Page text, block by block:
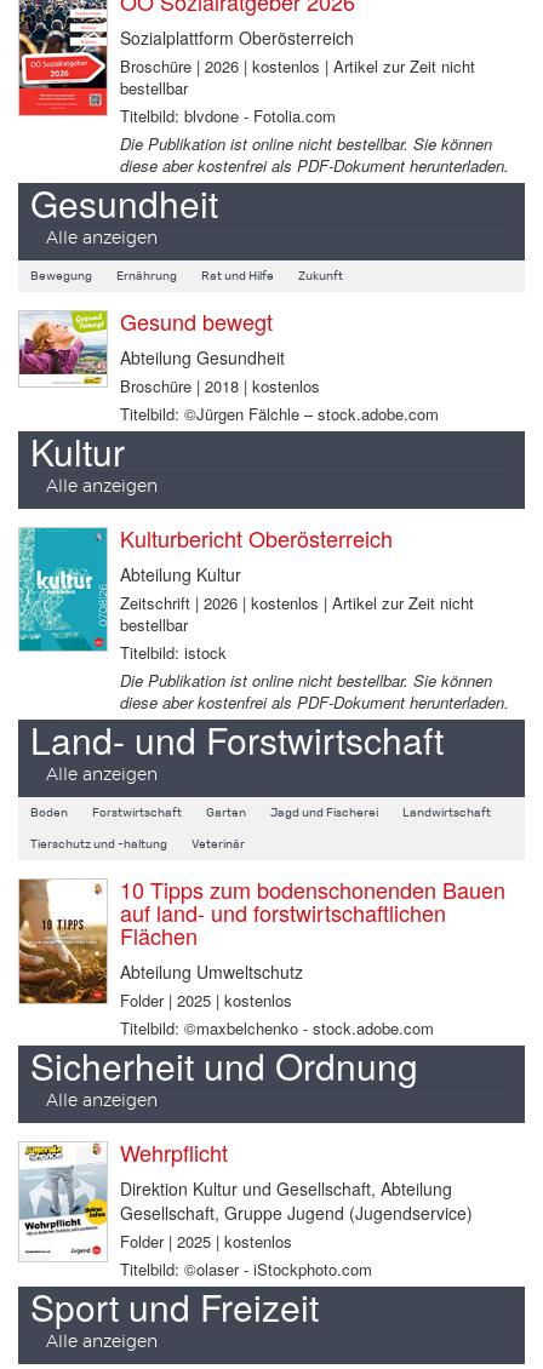
Sozialplattform Oberösterreich
Broschüre | 2026 | kostenlos | Artikel zur Zeit nicht
bestellbar
Titelbild: blvdone - Fotolia.com
Die Publikation ist online nicht bestellbar. Sie können
diese aber kostenfrei als PDF-Dokument herunterladen.
Gesundheit
Alle anzeigen
Bewegung Ernährung Rat und Hilfe Zukunft
Gesund bewegt
Abteilung Gesundheit
Broschüre | 2018 | kostenlos
Titelbild: ©Jürgen Fälchle – stock.adobe.com
Kultur
Alle anzeigen
Kulturbericht Oberösterreich
Abteilung Kultur
Zeitschrift | 2026 | kostenlos | Artikel zur Zeit nicht
bestellbar
Titelbild: istock
Die Publikation ist online nicht bestellbar. Sie können
diese aber kostenfrei als PDF-Dokument herunterladen.
Land- und Forstwirtschaft
Alle anzeigen
Boden Forstwirtschaft Garten Jagd und Fischerei Landwirtschaft
Tierschutz und -haltung Veterinär
10 Tipps zum bodenschonenden Bauen
auf land- und forstwirtschaftlichen
Flächen
Abteilung Umweltschutz
Folder | 2025 | kostenlos
Titelbild: ©maxbelchenko - stock.adobe.com
Sicherheit und Ordnung
Alle anzeigen
Wehrpflicht
Direktion Kultur und Gesellschaft, Abteilung
Gesellschaft, Gruppe Jugend (Jugendservice)
Folder | 2025 | kostenlos
Titelbild: ©olaser - iStockphoto.com
Sport und Freizeit
Alle anzeigen